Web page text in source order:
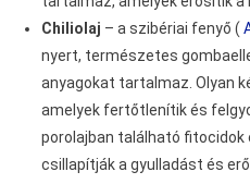
Chiliolaj – a szibériai fenyő (
nyert, természetes
anyagokat tartalmaz. Olyan
amelyek fertőtlenítik és
porolajban található
csillapítják a gyulladást és